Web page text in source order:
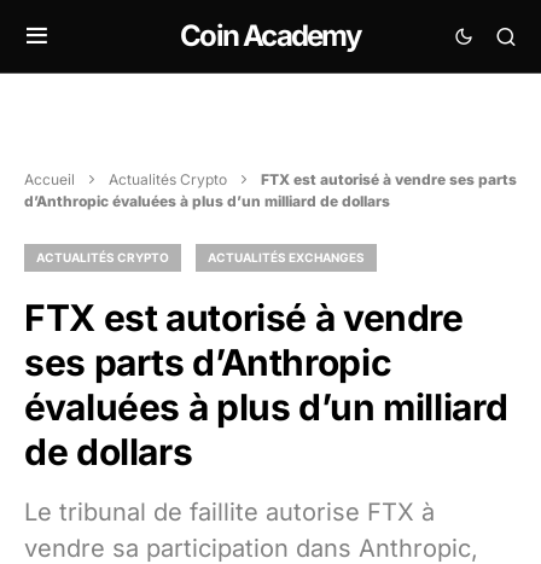
Coin Academy
Accueil Actualités Crypto
FTX est autorisé à vendre ses parts
d’Anthropic évaluées à plus d’un milliard de dollars
ACTUALITÉS CRYPTO ACTUALITÉS EXCHANGES
FTX est autorisé à vendre
ses parts d’Anthropic
évaluées à plus d’un milliard
de dollars
Le tribunal de faillite autorise FTX à
vendre sa participation dans Anthropic,